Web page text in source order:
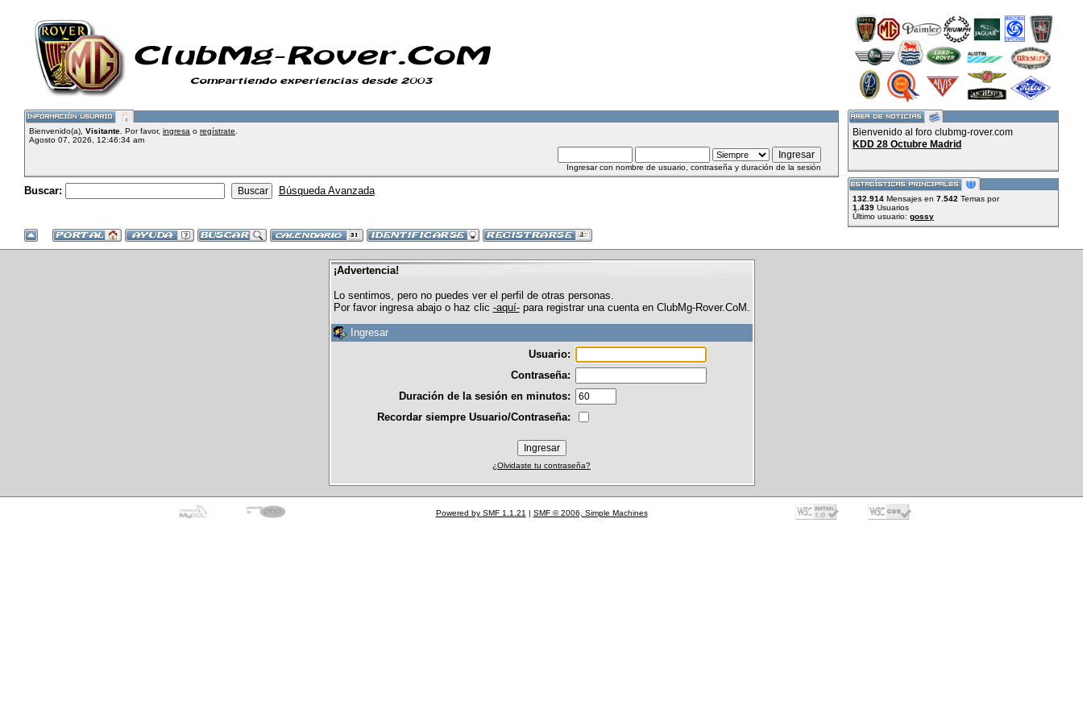
Bienvenido(a), Visitante . Por favor, ingresa o regístrate
Agosto 07, 2026, 12:46:34 am
Ingresar con nombre de usuario, contraseña y duración de la sesión
Buscar: Búsqueda Avanzada
Bienvenido al foro clubmg-rover.com
KDD 28 Octubre Madrid
132.914 Mensajes en 7.542 Temas por
1.439 Usuarios
Último usuario: gossy
¡Advertencia!
Lo sentimos, pero no puedes ver el perfil de otras personas.
Por favor ingresa abajo o haz clic -aquí-para registrar una cuenta en ClubMg-Rover.CoM.
Ingresar
Usuario:
Contraseña:
Duración de la sesión en minutos:
Recordar siempre Usuario/Contraseña:
¿Olvidaste tu contraseña?
Powered by SMF 1.1.21 | SMF © 2006, Simple Machines